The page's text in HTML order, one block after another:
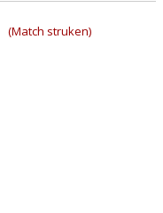
(Match struken)